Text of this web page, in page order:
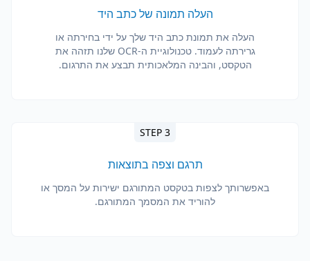
העלה תמונה של כתב היד
העלה את תמונת כתב היד שלך על ידי בחירתה או
גרירתה לעמוד. טכנולוגיית ה-OCR שלנו תזהה את
הטקסט, והבינה המלאכותית תבצע את התרגום.
STEP 3
תרגם וצפה בתוצאות
באפשרותך לצפות בטקסט המתורגם ישירות על המסך או
להוריד את המסמך המתורגם.